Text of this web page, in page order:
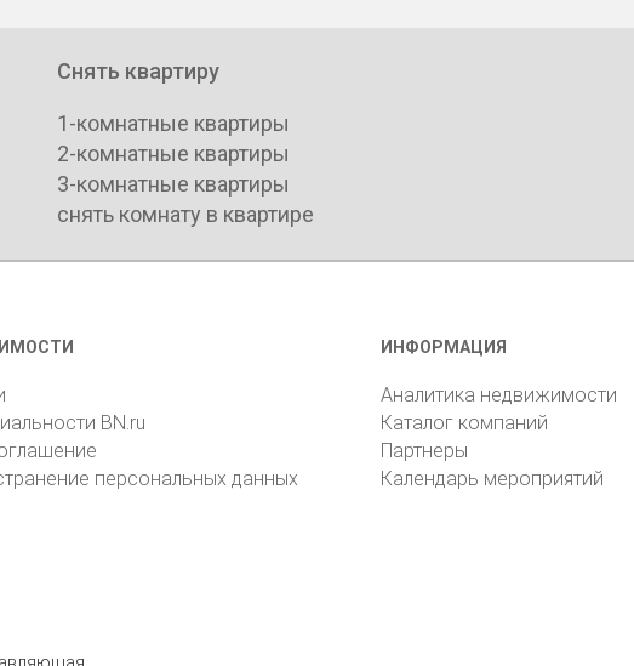
Снять квартиру
1-комнатные квартиры
2-комнатные квартиры
3-комнатные квартиры
снять комнату в квартире
BN.ru
персональных данных
ИНФОРМАЦИЯ
Аналитика недвижимости
Каталог компаний
Партнеры
Календарь мероприятий